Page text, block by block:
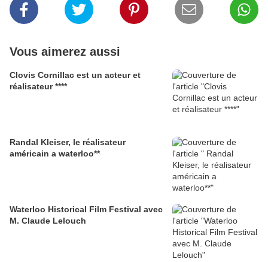
Vous aimerez aussi
Clovis Cornillac est un acteur et
réalisateur ****
Randal Kleiser, le réalisateur
américain a waterloo**
Waterloo Historical Film Festival avec
M. Claude Lelouch